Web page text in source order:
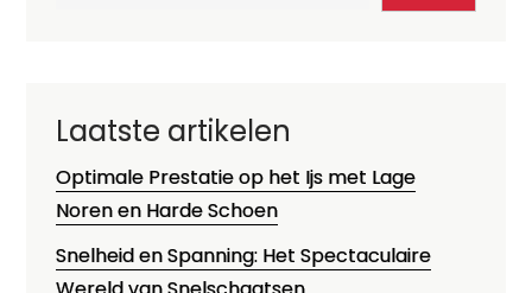
Laatste artikelen
Optimale Prestatie op het Ijs met Lage
Noren en Harde Schoen
Snelheid en Spanning: Het Spectaculaire